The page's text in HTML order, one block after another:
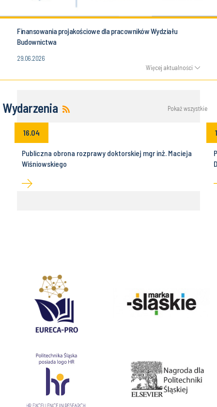
Finansowania projakościowe dla pracowników Wydziału
Budownictwa
29.06.2026
Więcej aktualności
Wydarzenia Pokaż wszystkie
16.04
Publiczna obrona rozprawy doktorskiej mgr inż. Macieja
Wiśniowskiego